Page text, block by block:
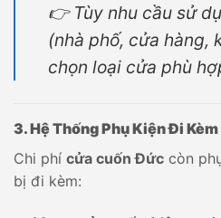
👉 Tùy nhu cầu sử
(nhà phố, cửa hàng,
chọn loại cửa phù
3. Hệ Thống Phụ Kiện Đi Kèm
Chi phí cửa cuốn Đức còn
bị đi kèm: